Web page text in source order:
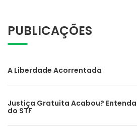
PUBLICAÇÕES
A Liberdade Acorrentada
Justiça Gratuita Acabou?
do STF